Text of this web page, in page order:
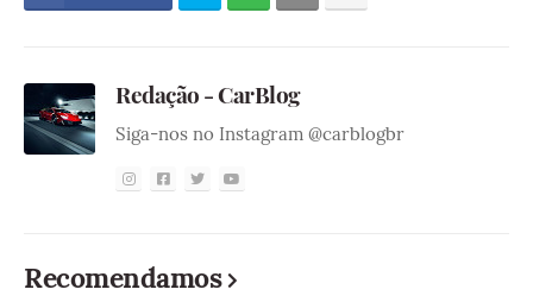
Redação - CarBlog
Siga-nos no Instagram @carblogbr
Recomendamos